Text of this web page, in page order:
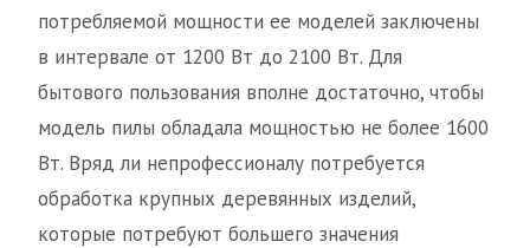
потребляемой мощности ее моделей заключены
в интервале от 1200 Вт до 2100 Вт. Для
бытового пользования вполне достаточно, чтобы
модель пилы обладала мощностью не более 1600
Вт. Вряд ли непрофессионалу потребуется
обработка крупных деревянных изделий,
которые потребуют большего значения